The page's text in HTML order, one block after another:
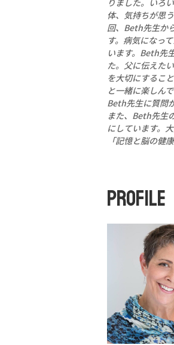
体、気持ちが思
回、Beth先生か
す。病気になっ
います。Beth先
た。父に伝えた
を大切にするこ
と一緒に楽しん
Beth先生に質問
また、Beth先生
にしています。
「記憶と脳の健
PROFILE